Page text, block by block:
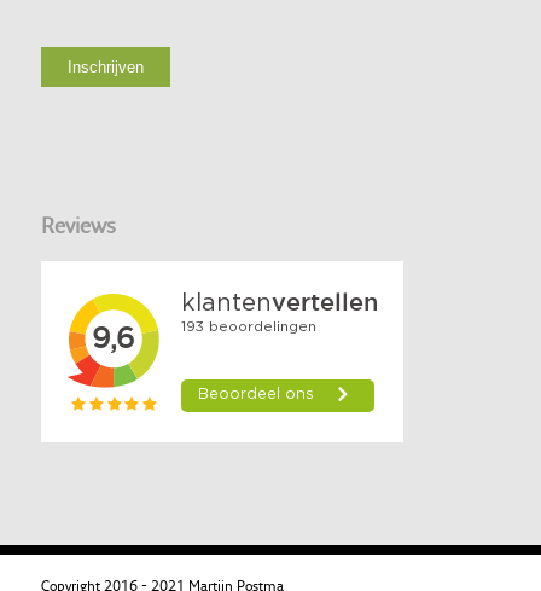
Reviews
Copyright 2016 - 2021 Martijn Postma